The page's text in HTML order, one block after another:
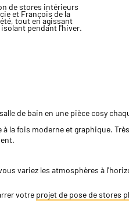
de stores intérieurs
et François de la
tout en agissant
pendant l'hiver.
de bain en une pièce cosy
la fois moderne et graphique.
variez les atmosphères à
votre projet de pose de stores